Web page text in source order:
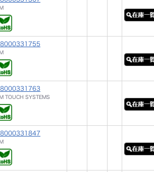
TOUCH SYSTEMS